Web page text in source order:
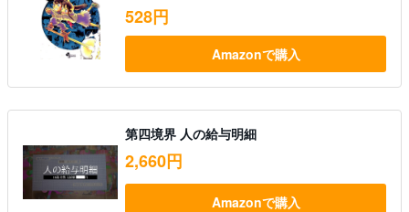
528円
Amazonで購入
第四境界 人の給与明細
2,660円
Amazonで購入